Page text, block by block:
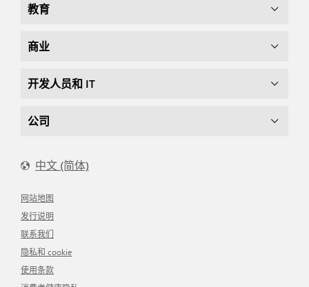
教育
商业
开发人员和 IT
公司
中文 (简体)
网站地图
发行说明
联系我们
隐私和 cookie
使用条款